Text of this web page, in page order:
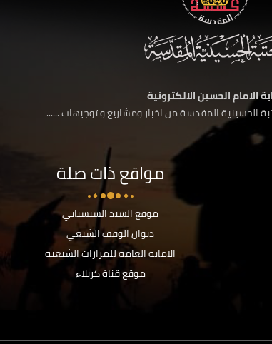
الامام الحسين الالكترونية
الحسينية المقدسة من اخبار ومشاريع و توجيهات ......
مواقع ذات صلة
موقع السيد السيستاني
ديوان الوقف الشيعي
الامانة العامة للمزارات الشيعية
موقع قناة كربلاء